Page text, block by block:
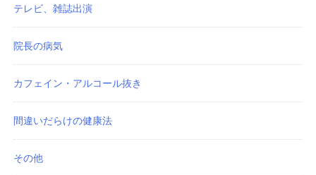
テレビ、雑誌出演
院長の病気
カフェイン・アルコール抜き
間違いだらけの健康法
その他